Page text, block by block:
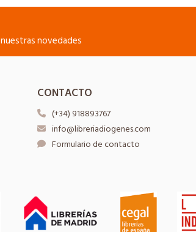
novedades
CONTACTO
(+34) 918893767
info@libreriadiogenes.com
Formulario de contacto